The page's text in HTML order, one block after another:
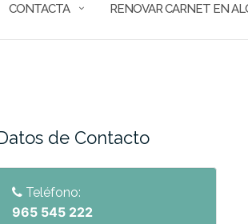
CONTACTA RENOVAR CARNET EN
de Contacto
Teléfono:
965 545 222